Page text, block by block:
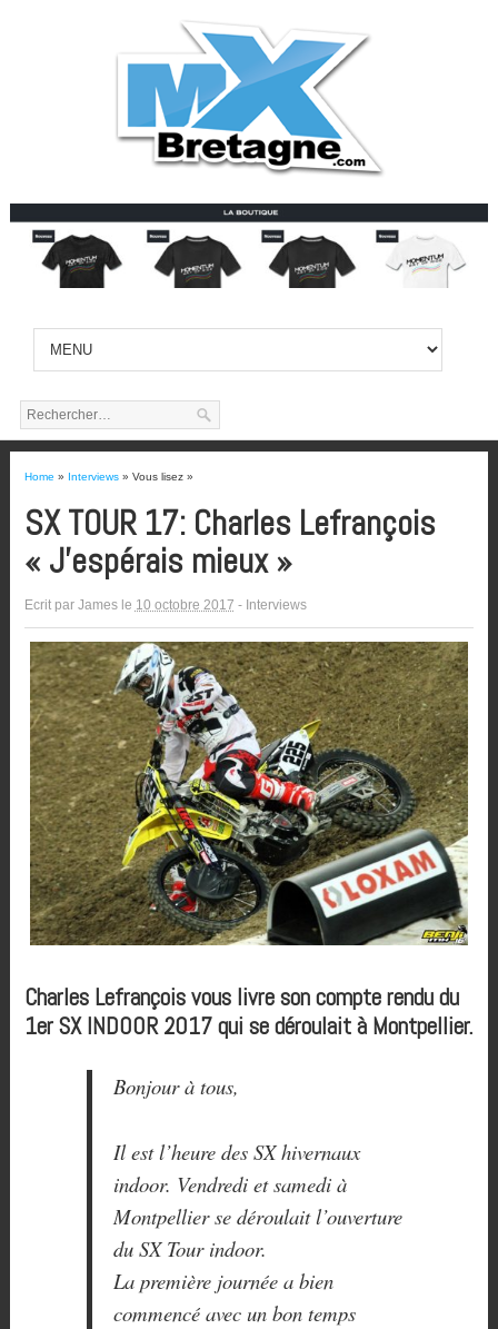
Home » Interviews» Vous lisez »
SX TOUR 17: Charles Lefrançois
« J’espérais mieux »
Ecrit par Jamesle 10 octobre 2017 - Interviews
Charles Lefrançois vous livre son compte rendu du
1er SX INDOOR 2017 qui se déroulait à Montpellier.
Bonjour à tous,
Il est l’heure des SX hivernaux
indoor. Vendredi et samedi à
Montpellier se déroulait l’ouverture
du SX Tour indoor.
La première journée a bien
commencé avec un bon temps